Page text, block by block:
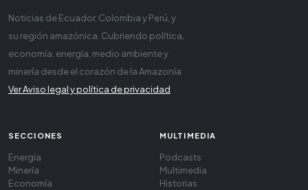
Noticias de Ecuador, Colombia y Perú, y
su región amazónica. Cubriendo política,
economía, energía, medio ambiente y
minería desde el corazón de la Amazonía
Ver Aviso legal y política de privacidad
SECCIONES
Energía
Minería
Economía
MULTIMEDIA
Podcasts
Multimedia
Historias